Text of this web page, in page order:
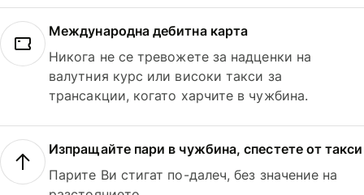
Международна дебитна карта
Никога не се тревожете за надценки на
валутния курс или високи такси за
трансакции, когато харчите в чужбина.
Изпращайте пари в чужбина, спестете от такси
Парите Ви стигат по-далеч, без значение на